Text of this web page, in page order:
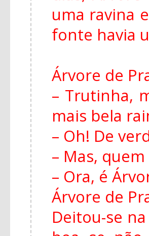
uma ravina
fonte havia
Árvore de
– Trutinha,
mais bela
– Oh! De
– Mas,
– Ora, é
Árvore de
Deitou-se